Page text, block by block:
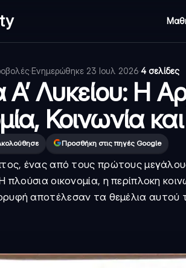
·Ενημερώθηκε 23 Ιουλ 2026·4 σελίδες
Α’ Λυκείου: Η
Κοινωνία
Προσθήκη στις πηγές Google
ένας από τους πρώτους
πλούσια οικονομία, η περίπλοκη
αποτέλεσαν τα θεμέλια αυτού